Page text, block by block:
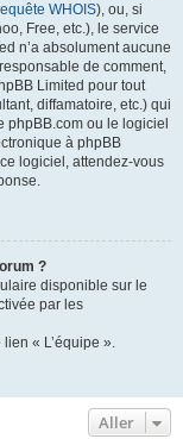
WHOIS), ou, si
Free, etc.), le service
n’a absolument aucune
de comment,
Limited pour tout
diffamatoire, etc.) qui
phpBB.com ou le logiciel
à phpBB
logiciel, attendez-vous
?
disponible sur le
par les
« L’équipe ».
Aller